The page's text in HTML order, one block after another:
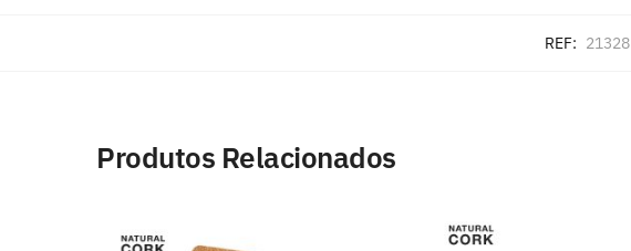
REF: 21328
Produtos Relacionados